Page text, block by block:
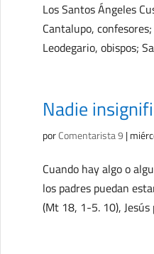
Los Santos Ángeles
Cantalupo,
Leodegario, obispos;
Nadie
porComentarista 9 |
Cuando hay algo o
los padres puedan
(Mt 18, 1-5. 10), Jesús